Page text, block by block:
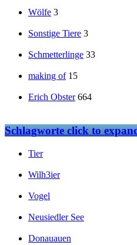
Wölfe 3
Sonstige Tiere 3
Schmetterlinge 33
making of 15
Erich Obster 664
Schlagworteclick to
Tier
Wilh3ier
Vogel
Neusiedler See
Donauauen